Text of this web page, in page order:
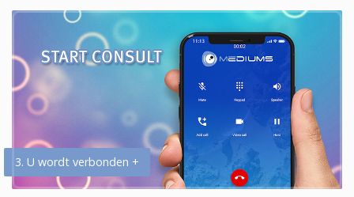
3. U wordt verbonden +